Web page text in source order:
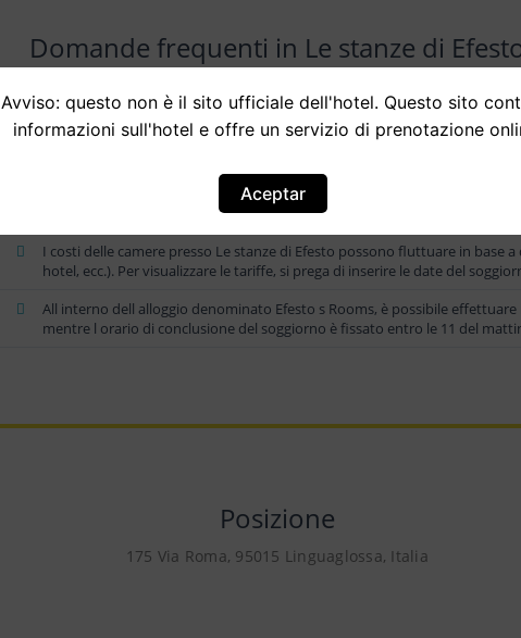
Domande frequenti in Le stanze di
Le camere di Efesto mettono a disposizione una serie di servizi/attività
Situato a una distanza di 600 metri dal centro di Linguaglossa, si trova il
sottolineare che le distanze sono calcolate in linea d aria e potrebbero
I costi delle camere presso Le stanze di Efesto possono fluttuare in base
hotel, ecc.). Per visualizzare le tariffe, si prega di inserire le date del
All interno dell alloggio denominato Efesto s Rooms, è possibile
mentre l orario di conclusione del soggiorno è fissato entro le 11 del
Posizione
175 Via Roma, 95015 Linguaglossa, Italia
Avviso: questo non è il sito ufficiale dell'hotel. Questo sito
informazioni sull'hotel e offre un servizio di prenotazione
Aceptar